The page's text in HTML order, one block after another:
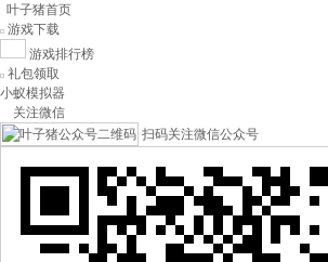
叶子猪首页
游戏下载
游戏排行榜
礼包领取
小蚁模拟器
关注微信
扫码关注微信公众号